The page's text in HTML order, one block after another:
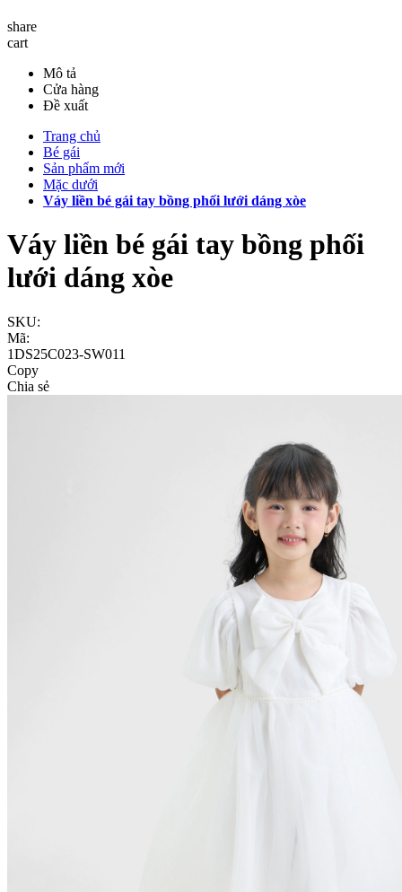
share
cart
Mô tả
Cửa hàng
Đề xuất
Trang chủ
Bé gái
Sản phẩm mới
Mặc dưới
Váy liền bé gái tay bồng phối lưới dáng xòe
Váy liền bé gái tay bồng phối
lưới dáng xòe
SKU:
Mã:
1DS25C023-SW011
Copy
Chia sẻ